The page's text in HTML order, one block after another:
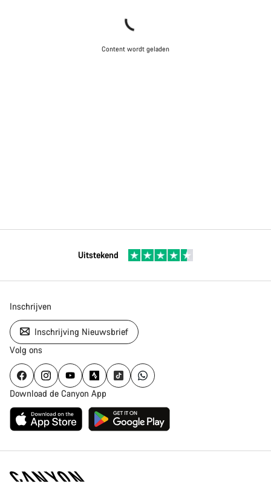
Content wordt geladen
Uitstekend
Inschrijven
Inschrijving Nieuwsbrief
Volg ons
Download de Canyon App